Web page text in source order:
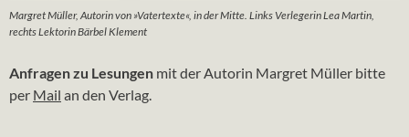
Margret Müller, Autorin von »Vatertexte«, in der Mitte. Links Verlegerin Lea Martin,
rechts Lektorin Bärbel Klement
Anfragen zu Lesungen mit der Autorin Margret Müller bitte
per Mail an den Verlag.